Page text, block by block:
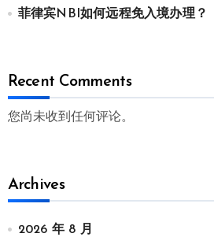
菲律宾NBI如何远程免入境办理？
Recent Comments
您尚未收到任何评论。
Archives
2026 年 8 月